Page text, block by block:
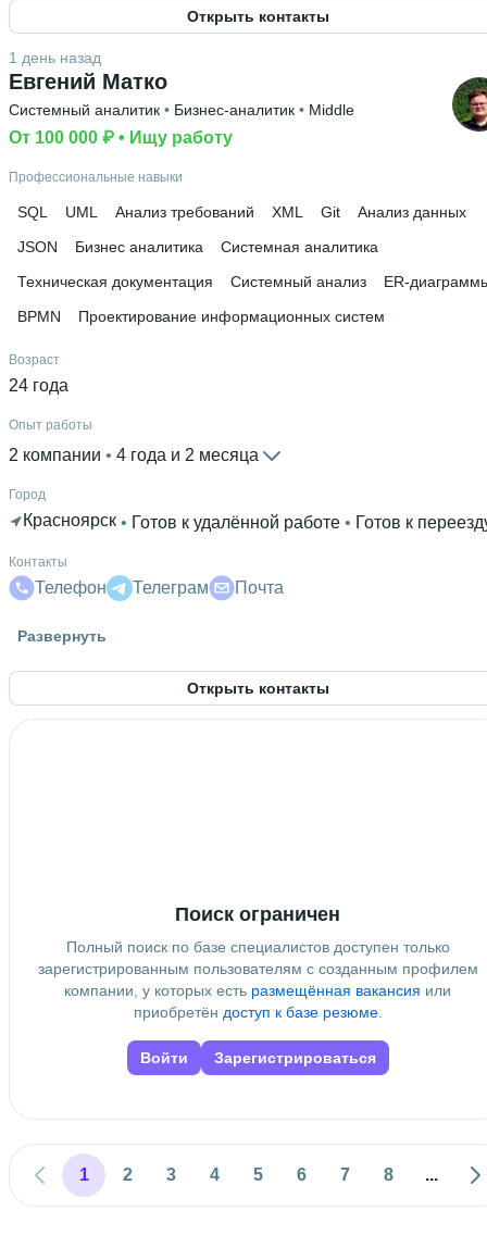
Высшее образование
АГТУ • Механический • 5 лет и 1 месяц
Открыть контакты
Евгений Матко
1 день назад
Системный аналитик • Бизнес-аналитик • Middle
От 100 000 ₽ • Ищу работу
Профессиональные навыки
SQL UML Анализ требований XML Git
Анализ данных
JSON
Бизнес аналитика
Системная аналитика
Техническая документация
Системный анализ
ER-
BPMN
Проектирование информационных систем
Возраст
24 года
Опыт работы
2 компании 4 года и 2 месяца
Город
Красноярск • Готов к удалённой работе • Готов к
Контакты
Телефон Телеграм Почта
Русский родной язык • Английский В1
Развернуть
Открыть контакты
Поиск ограничен
Полный поиск по базе специалистов доступен только
зарегистрированным пользователям с созданным профилем
компании, у которых есть размещённая вакансия или
приобретён доступ к базе резюме.
Войти Зарегистрироваться
1 2 3 4 5 6 7 8 ...